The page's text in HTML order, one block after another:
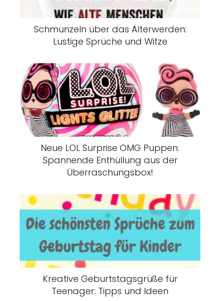
Schmunzeln über das Älterwerden:
Lustige Sprüche und Witze
Neue LOL Surprise OMG Puppen:
Spannende Enthüllung aus der
Überraschungsbox!
Kreative Geburtstagsgrüße für
Teenager: Tipps und Ideen